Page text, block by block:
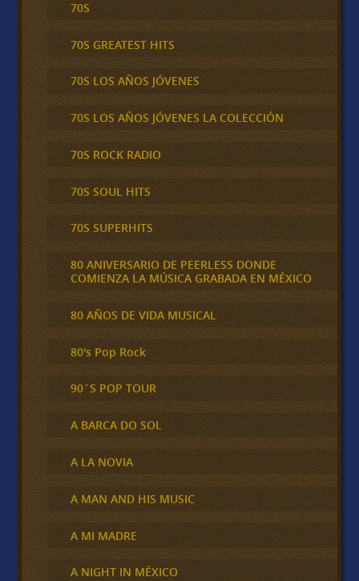
70S
70S GREATEST HITS
70S LOS AÑOS JÓVENES
70S LOS AÑOS JÓVENES LA COLECCIÓN
70S ROCK RADIO
70S SOUL HITS
70S SUPERHITS
80 ANIVERSARIO DE PEERLESS DONDE
COMIENZA LA MÚSICA GRABADA EN MÉXICO
80 AÑOS DE VIDA MUSICAL
80's Pop Rock
90´S POP TOUR
A BARCA DO SOL
A LA NOVIA
A MAN AND HIS MUSIC
A MI MADRE
A NIGHT IN MÉXICO